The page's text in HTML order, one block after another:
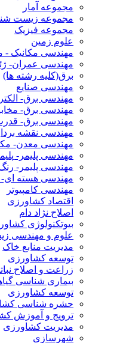
مجموعه آمار
مجموعه زیست
مجموعه فیزیک
علوم زمین
مهندسی مکانیک -
مهندسی عمران-
برق(کلیه رشته ها)
مهندسی صنایع
مهندسی برق-
مهندسی برق-
مهندسی برق-
مهندسی نقشه
مهندسی معدن-
مهندسی پلیمر-
مهندسی پلیمر-
مهندسی هسته ای-
مهندسی کامپیوتر
اقتصاد کشاورزی
اصلاح نژاد دام
بیوتکنولوژی
علوم و مهندسی
مدیریت منابع خاک
توسعه کشاورزی
زراعت و اصلاح
بیماری شناسی
توسعه کشاورزی
حشره شناسی
ترویج و آموزش
مدیریت کشاورزی
شهرسازی